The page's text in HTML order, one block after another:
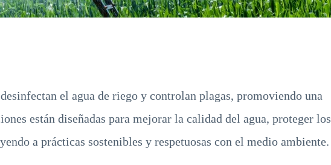
el agua de riego y controlan plagas, promoviendo una
están diseñadas para mejorar la calidad del agua, proteger los
a prácticas sostenibles y respetuosas con el medio ambiente.